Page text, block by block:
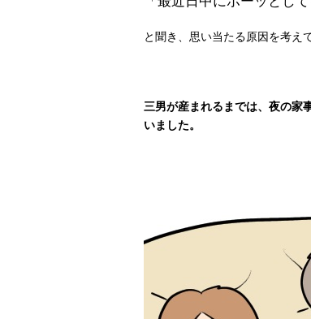
と聞き、思い当たる原因を考え
三男が産まれるまでは、夜の家
いました。